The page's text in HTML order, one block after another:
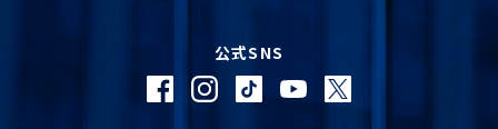
公式SNS